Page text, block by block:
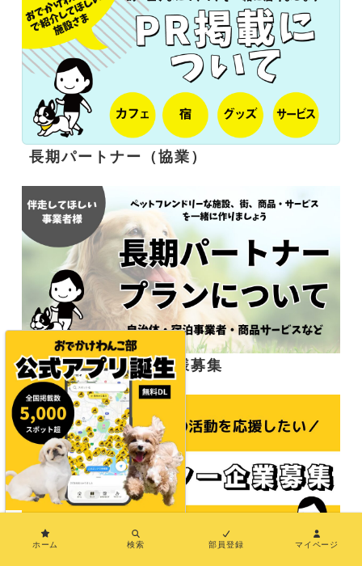
長期パートナー（協業）
応援サポーター企業様募集
ホーム 検索 部員登録 マイページ